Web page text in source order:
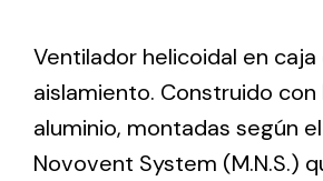
Ventilation
The incorporation of Novovent into
meant a greater offer of ventilation
different uses
Ventilador helicoidal en caja
aislamiento. Construido con
aluminio, montadas según
Novovent System (M.N.S.)